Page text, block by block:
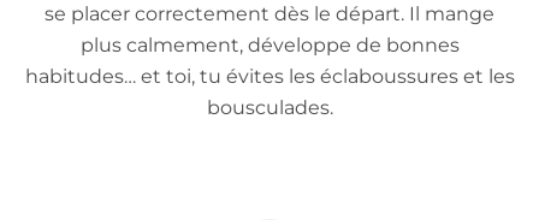
se placer correctement dès le départ. Il mange
plus calmement, développe de bonnes
habitudes… et toi, tu évites les éclaboussures et les
bousculades.